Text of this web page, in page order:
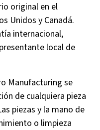
original en el
Unidos y Canadá.
internacional,
local de
Manufacturing se
de cualquiera pieza
piezas y la mano de
o limpieza